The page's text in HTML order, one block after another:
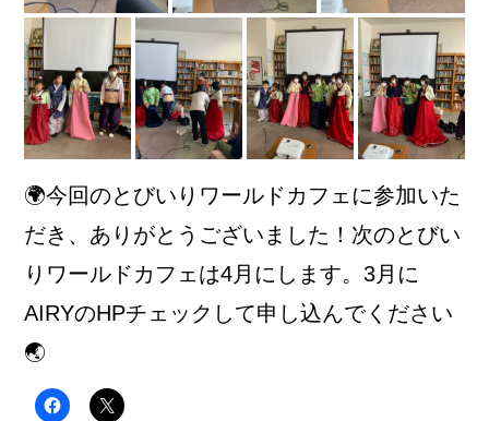
🌍今回のとびいりワールドカフェに参加いた
だき、ありがとうございました！次のとびい
りワールドカフェは4月にします。3月に
AIRYのHPチェックして申し込んでください
🌏